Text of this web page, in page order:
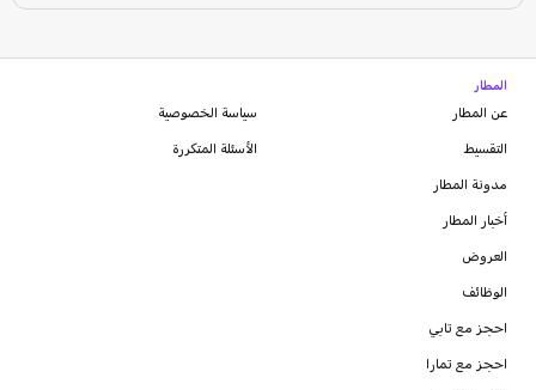
المطار
عن المطار
التقسيط
مدونة المطار
أخبار المطار
العروض
الوظائف
احجز مع تابي
احجز مع تمارا
سياسة الخصوصية
الأسئلة المتكررة